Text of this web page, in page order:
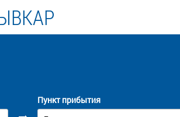
Пункт прибытия